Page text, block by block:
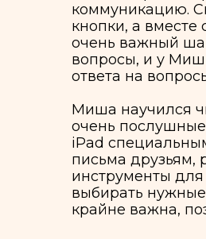
Миша научился
очень послушные
iPad специальным
письма друзьям,
инструменты для
выбирать нужные